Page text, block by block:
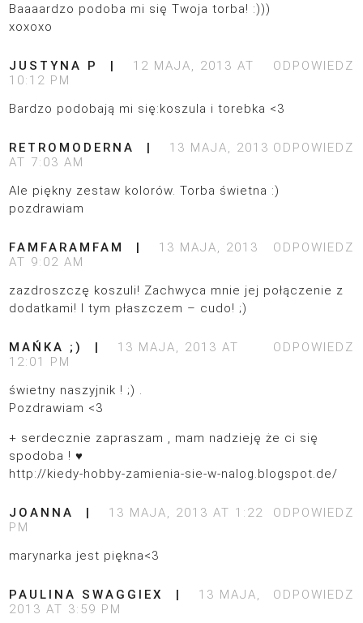
Baaaardzo podoba mi się Twoja torba! :)))
xoxoxo
ODPOWIEDZ
JUSTYNA P
12 MAJA, 2013 AT
10:12 PM
Bardzo podobają mi się:koszula i torebka <3
ODPOWIEDZ
RETROMODERNA
13 MAJA, 2013
AT 7:03 AM
Ale piękny zestaw kolorów. Torba świetna :)
pozdrawiam
ODPOWIEDZ
FAMFARAMFAM
13 MAJA, 2013
AT 9:02 AM
zazdroszczę koszuli! Zachwyca mnie jej połączenie z
dodatkami! I tym płaszczem – cudo! ;)
ODPOWIEDZ
MAŃKA ;)
13 MAJA, 2013 AT
12:01 PM
świetny naszyjnik ! ;) .
Pozdrawiam <3
+ serdecznie zapraszam , mam nadzieję że ci się
spodoba ! ♥
http://kiedy-hobby-zamienia-sie-w-nalog.blogspot.de/
ODPOWIEDZ
JOANNA
13 MAJA, 2013 AT 1:22
PM
marynarka jest piękna<3
ODPOWIEDZ
PAULINA SWAGGIEX
13 MAJA,
2013 AT 3:59 PM